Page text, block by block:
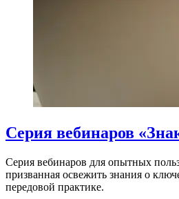
Серия вебинаров
Серия вебинаров для опытных
призванная освежить знания о
передовой практике.